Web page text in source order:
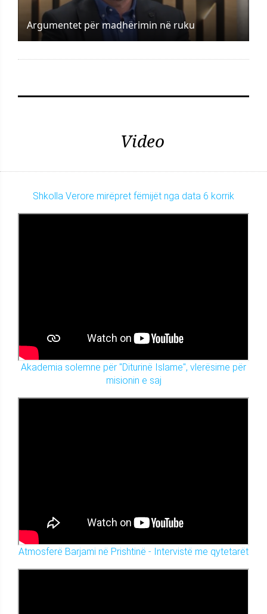
Argumentet për madhërimin në ruku
Video
Shkolla Verore mirëpret fëmijët nga data 6 korrik
Akademia solemne për "Diturinë Islame", vlerësime për
misionin e saj
Atmosferë Barjami në Prishtinë - Intervistë me qytetarët